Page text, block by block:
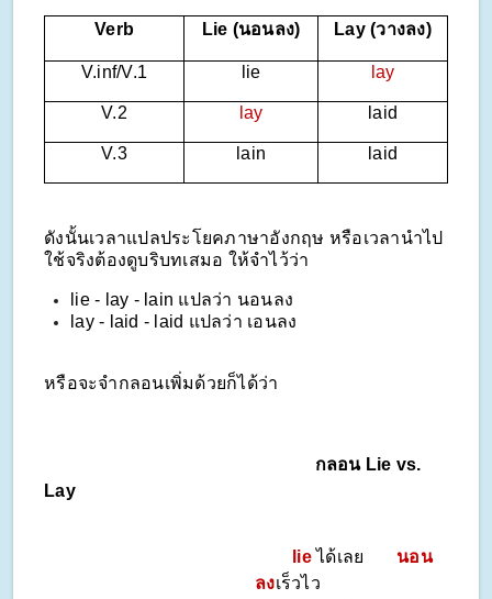
Verb Lie (นอนลง) Lay (วางลง)
V.inf/V.1 lie lay
V.2 lay laid
V.3 lain laid
ดังนั้นเวลาแปลประโยคภาษาอังกฤษ หรือเวลานำไป
ใช้จริงต้องดูบริบทเสมอ ให้จำไว้ว่า
lie - lay - lain แปลว่า นอนลง
lay - laid - laid แปลว่า เอนลง
หรือจะจำกลอนเพิ่มด้วยก็ได้ว่า
กลอน Lie vs.
Lay
lie ได้เลย
นอน
ลงเร็วไว